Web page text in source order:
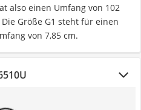
also einen Umfang von 102
Größe G1 steht für einen
von 7,85 cm.